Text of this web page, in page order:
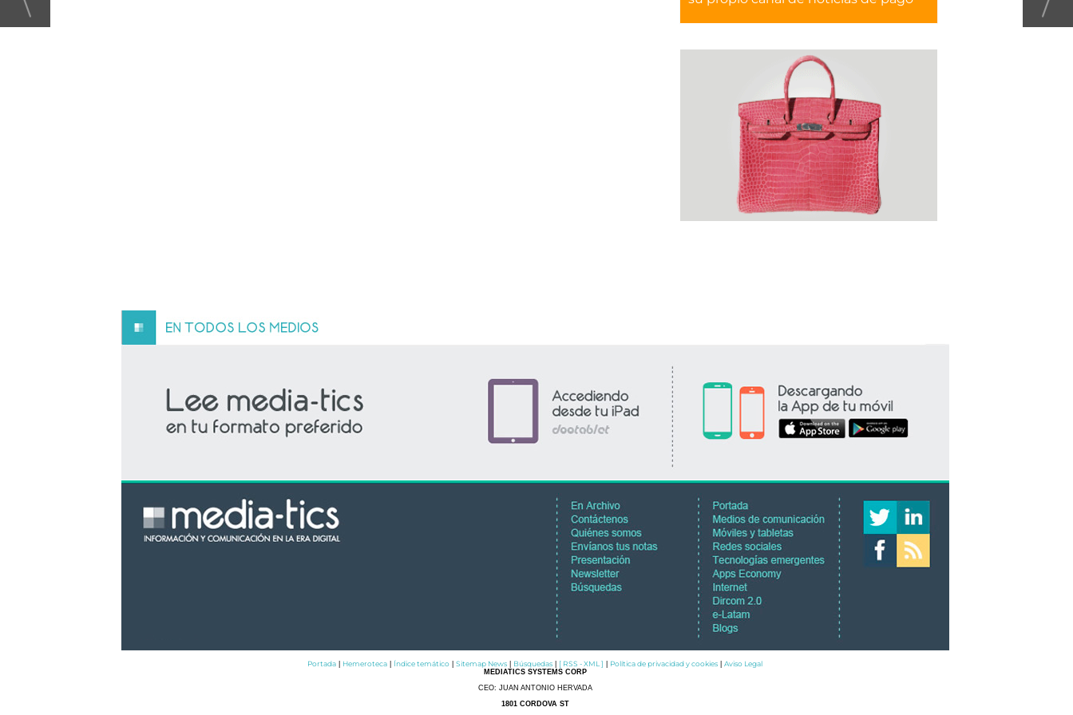
Portada Hemeroteca Índice temático Sitemap News Búsquedas [ RSS - XML ] Política de privacidad y cookies Aviso Legal
MEDIATICS SYSTEMS CORP
CEO: JUAN ANTONIO HERVADA
1801 CORDOVA ST